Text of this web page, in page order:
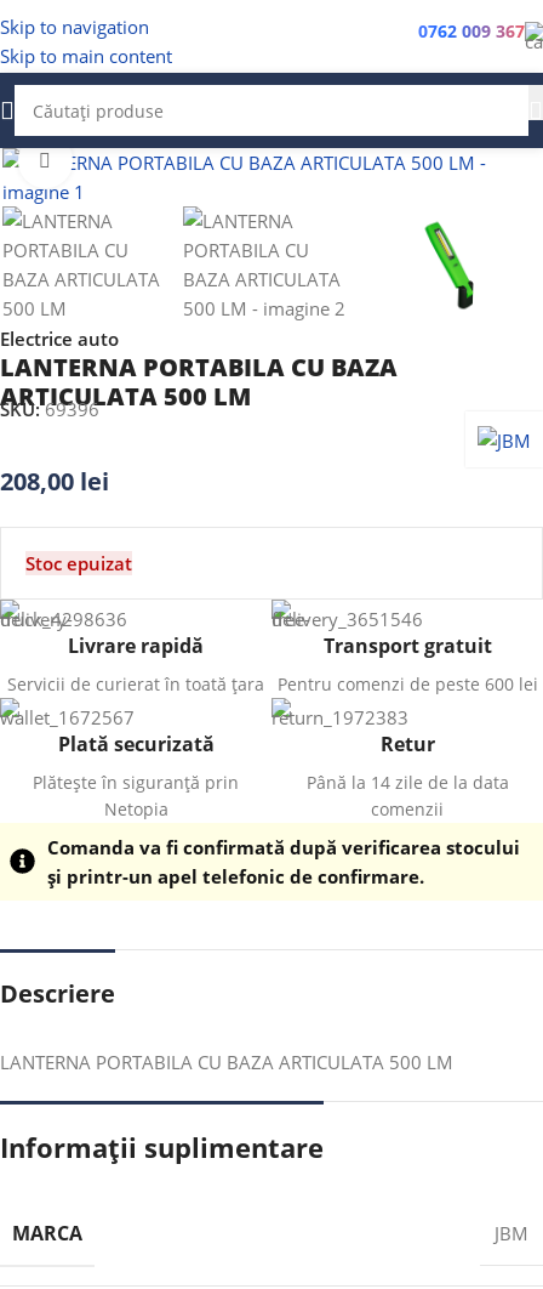
Skip to navigation
Skip to main content
0762 009 367
Faceți clic pentru a mări
Electrice auto
LANTERNA PORTABILA CU BAZA
ARTICULATA 500 LM
SKU:69396
208,00 lei
Stoc epuizat
Livrare rapidă
Servicii de curierat în toată țara
Transport gratuit
Pentru comenzi de peste 600 lei
Plată securizată
Plătește în siguranță prin
Netopia
Retur
Până la 14 zile de la data
comenzii
Comanda va fi confirmată după verificarea stocului
și printr-un apel telefonic de confirmare.
Descriere
LANTERNA PORTABILA CU BAZA ARTICULATA 500 LM
Informații suplimentare
MARCA JBM